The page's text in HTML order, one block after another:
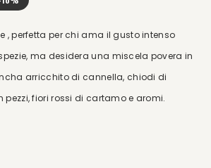
, perfetta per chi ama il gusto intenso
ma desidera una miscela povera in
arricchito di cannella, chiodi di
fiori rossi di cartamo e aromi.